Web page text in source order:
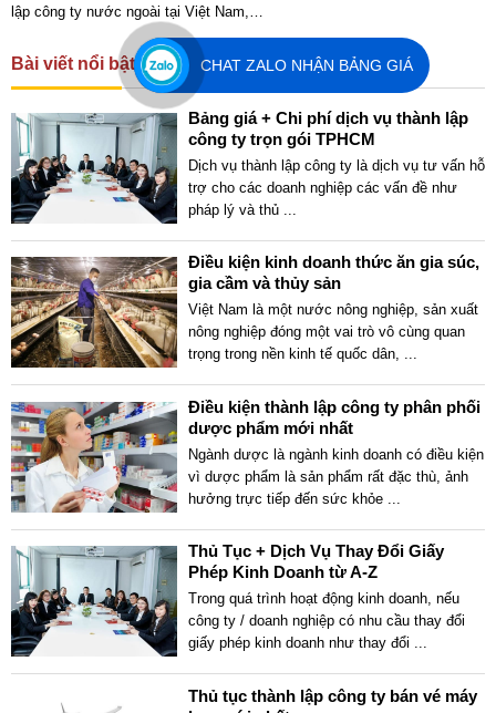
lập công ty nước ngoài tại Việt Nam,…
Bài viết nổi bật
Bảng giá + Chi phí dịch vụ thành lập
công ty trọn gói TPHCM
Dịch vụ thành lập công ty là dịch vụ tư vấn hỗ
trợ cho các doanh nghiệp các vấn đề như
pháp lý và thủ
Điều kiện kinh doanh thức ăn gia súc,
gia cầm và thủy sản
Việt Nam là một nước nông nghiệp, sản xuất
nông nghiệp đóng một vai trò vô cùng quan
trọng trong nền kinh tế quốc dân, ...
Điều kiện thành lập công ty phân phối
dược phẩm mới nhất
Ngành dược là ngành kinh doanh có điều kiện
vì dược phẩm là sản phẩm rất đặc thù, ảnh
hưởng trực tiếp đến sức khỏe
Thủ Tục + Dịch Vụ Thay Đổi Giấy
Phép Kinh Doanh từ A-Z
Trong quá trình hoạt động kinh doanh, nếu
công ty / doanh nghiệp có nhu cầu thay đổi
giấy phép kinh doanh như thay đổi ...
Thủ tục thành lập công ty bán vé máy
CHAT ZALO NHẬN BẢNG GIÁ